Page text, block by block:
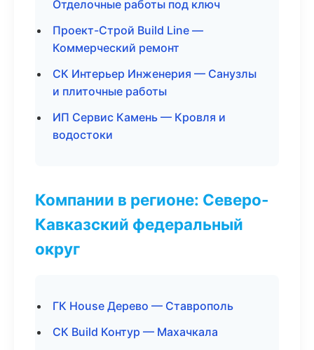
Отделочные работы под ключ
Проект-Строй Build Line —
Коммерческий ремонт
СК Интерьер Инженерия — Санузлы
и плиточные работы
ИП Сервис Камень — Кровля и
водостоки
Компании в регионе: Северо-
Кавказский федеральный
округ
ГК House Дерево — Ставрополь
СК Build Контур — Махачкала